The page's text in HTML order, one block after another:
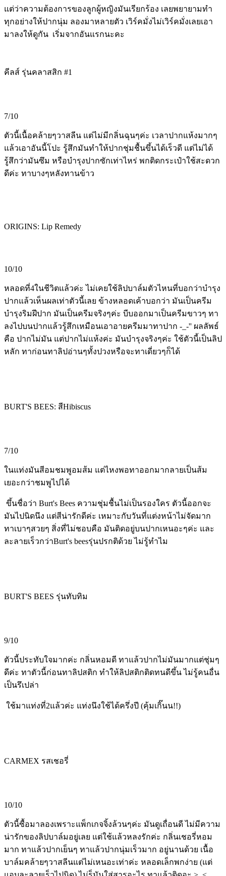
แต่ว่าความต้องการของลูกผู้หญิงมันเรียกร้อง เลยพยายามทำ
ทุกอย่างให้ปากนุ่ม ลองมาหลายตัว เวิร์คมั่งไม่เวิร์คมั่งเลยเอา
มาลงให้ดูกัน เริ่มจากอันแรกนะคะ
คีลส์ รุ่นคลาสสิก #1
7/10
ตัวนี้เนื้อคล้ายๆวาสลีน แต่ไม่มีกลิ่นฉุนๆค่ะ เวลาปากแห้งมากๆ
แล้วเอาอันนี้โปะ รู้สึกมันทำให้ปากชุ่มชื้นขึ้นได้เร็วดี แต่ไม่ได้
รู้สึกว่ามันซึม หรือบำรุงปากซักเท่าไหร่ พกติดกระเป๋าใช้สะดวก
ดีค่ะ ทาบางๆหลังทานข้าว
ORIGINS: Lip Remedy
10/10
หลอดที่4ในชีวิตแล้วค่ะ ไม่เคยใช้ลิปบาล์มตัวไหนที่บอกว่าบำรุง
ปากแล้วเห็นผลเท่าตัวนี้เลย ข้างหลอดเค้าบอกว่า มันเป็นครีม
บำรุงริมฝีปาก มันเป็นครีมจริงๆค่ะ บีบออกมาเป็นครีมขาวๆ ทา
ลงไปบนปากแล้วรู้สึกเหมือนเอาอายครีมมาทาปาก -_-'' ผลลัพธ์
คือ ปากไม่มัน แต่ปากไม่แห้งค่ะ มันบำรุงจริงๆค่ะ ใช้ตัวนี้เป็นลิป
หลัก ทาก่อนทาลิปอ่านๆทั้งปวงหรือจะทาเดี่ยวๆก็ได้
BURT'S BEES: สีHibiscus
7/10
ในแท่งมันสีอมชมพูอมส้ม แต่ไหงพอทาออกมากลายเป็นส้ม
เยอะกว่าชมพูไปได้
ขึ้นชื่อว่า Burt's Bees ความชุ่มชื้นไม่เป็นรองใคร ตัวนี้ออกจะ
มันไปนิดนึง แต่สีน่ารักดีค่ะ เหมาะกับวันที่แต่งหน้าไม่จัดมาก
ทาเบาๆสวยๆ สิ่งที่ไม่ชอบคือ มันติดอยู่บนปากเหนอะๆค่ะ และ
ละลายเร็วกว่าBurt's beesรุ่นปรกติด้วย ไม่รู้ทำไม
BURT'S BEES รุ่นทับทิม
9/10
ตัวนี้ประทับใจมากค่ะ กลิ่นหอมดี ทาแล้วปากไม่มันมากแต่ชุ่มๆ
ดีค่ะ ทาตัวนี้ก่อนทาลิปสติก ทำให้ลิปสติกติดทนดีขึ้น ไม่รู้คนอื่น
เป็นรึเปล่า
ใช้มาแท่งที่2แล้วค่ะ แท่งนึงใช้ได้ครึ่งปี (คุ้มเกิ๊นน!!)
CARMEX รสเชอรี่
10/10
ตัวนี้ซื้อมาลองเพราะแพ็กเกจจิ้งล้วนๆค่ะ มันดูเถื่อนดี ไม่มีความ
น่ารักของลิปบาล์มอยู่เลย แต่ใช้แล้วหลงรักค่ะ กลิ่นเชอรี่หอม
มาก ทาแล้วปากเย็นๆ ทาแล้วปากนุ่มเร็วมาก อยู่นานด้วย เนื้อ
บาล์มคล้ายๆวาสลีนแต่ไม่เหนอะเท่าค่ะ หลอดเล็กพกง่าย (แต่